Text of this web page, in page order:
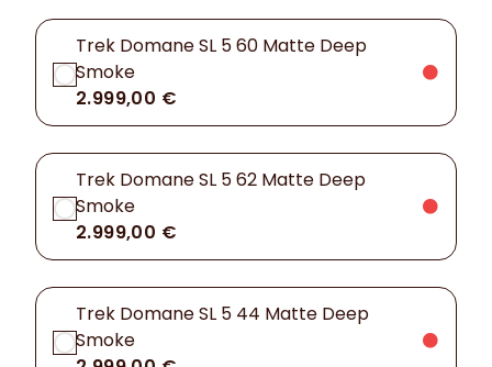
Trek Domane SL 5 60 Matte Deep
Smoke
2.999,00 €
Trek Domane SL 5 62 Matte Deep
Smoke
2.999,00 €
Trek Domane SL 5 44 Matte Deep
Smoke